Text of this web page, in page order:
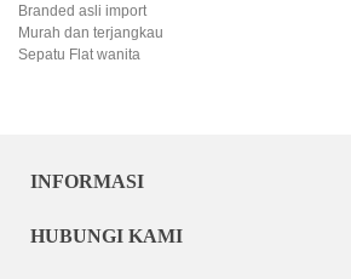
Branded asli import
Murah dan terjangkau
Sepatu Flat wanita
INFORMASI
HUBUNGI KAMI